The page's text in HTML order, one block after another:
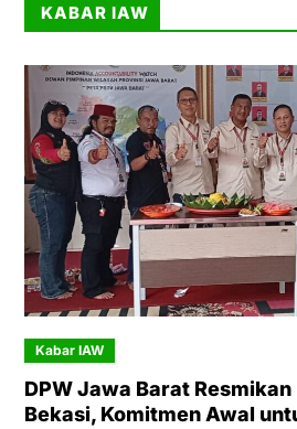
KABAR IAW
Kabar IAW
DPW Jawa Barat
Bekasi, Komitmen Awal